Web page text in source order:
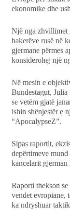
ekonomike dhe
Një nga zhvillimet
hakerëve rusë në
gjermane përmes
konsiderohej një
Në mesin e
Bundestagut,
se vetëm gjatë
ishin shënjestër e
“ApocalypseZ”.
Sipas raportit,
depërtimeve
kancelarit
Raporti thekson
vendet evropiane,
ka ndryshuar